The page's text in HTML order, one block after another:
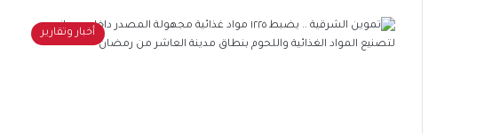
أخبار وتقارير